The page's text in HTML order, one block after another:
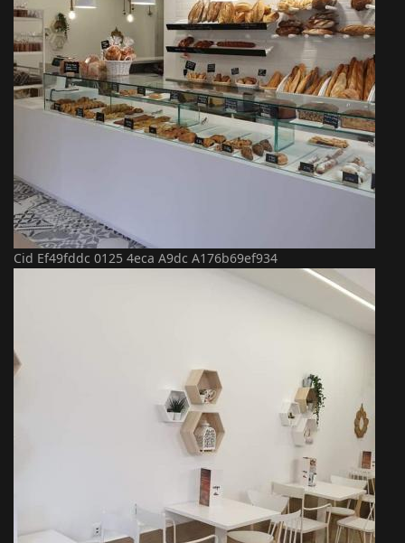
Cid Ef49fddc 0125 4eca A9dc A176b69ef934